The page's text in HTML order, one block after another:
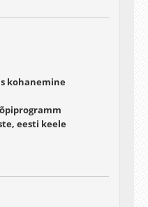
kohanemine
eesti keele